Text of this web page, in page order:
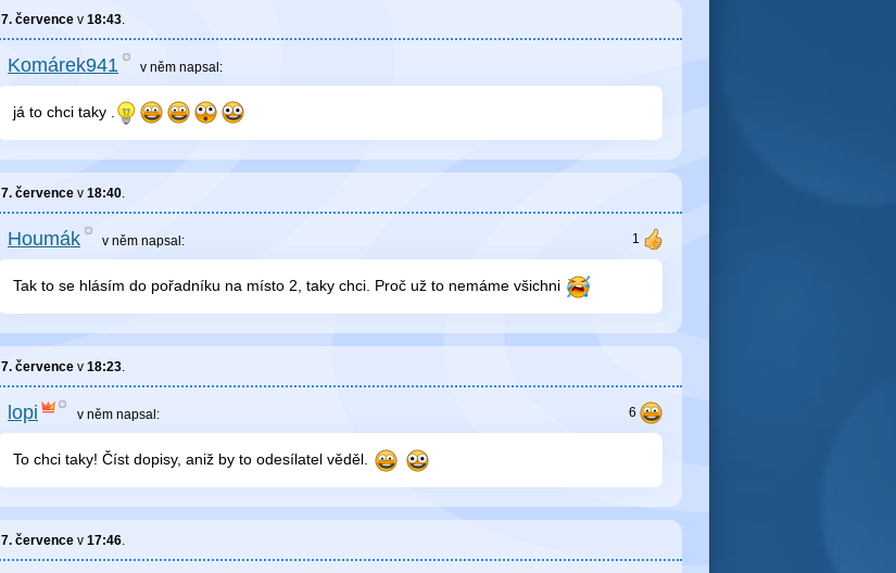
7. července v 18:43
Komárek941 v němnapsal:
já to chci taky .
7. července v 18:40.
Houmák v němnapsal:
Tak to se hlásím do pořadníku na místo 2, taky chci. Proč už to nemáme všichni
7. července v 18:23.
lopi v něm napsal:
To chci taky! Číst dopisy, aniž by to odesílatel věděl.
7. července v 17:46.